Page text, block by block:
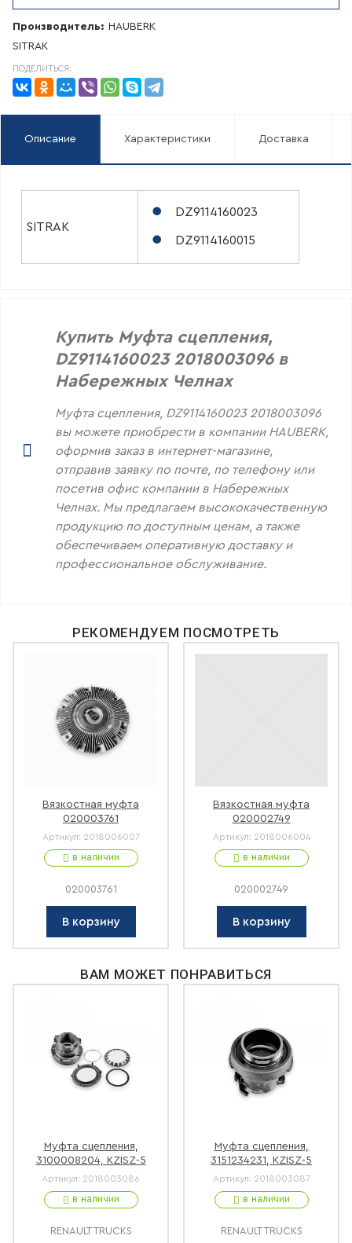
Производитель: HAUBERK
SITRAK
ПОДЕЛИТЬСЯ:
Описание Характеристики Доставка
SITRAK
DZ9114160023
DZ9114160015
Купить Муфта сцепления,
DZ9114160023 2018003096 в
Набережных Челнах
Муфта сцепления, DZ9114160023 2018003096
вы можете приобрести в компании HAUBERK,
оформив заказ в интернет-магазине,
отправив заявку по почте, по телефону или
посетив офис компании в Набережных
Челнах. Мы предлагаем высококачественную
продукцию по доступным ценам, а также
обеспечиваем оперативную доставку и
профессиональное обслуживание.
РЕКОМЕНДУЕМ ПОСМОТРЕТЬ
Вязкостная муфта
020003761
Артикул: 2018006007
в наличии
020003761
В корзину
Вязкостная муфта
020002749
Артикул: 2018006004
в наличии
020002749
В корзину
ВАМ МОЖЕТ ПОНРАВИТЬСЯ
Муфта сцепления,
3100008204, KZISZ-5
Артикул: 2018003086
в наличии
RENAULT TRUCKS
Муфта сцепления,
3151234231, KZISZ-5
Артикул: 2018003087
в наличии
RENAULT TRUCKS